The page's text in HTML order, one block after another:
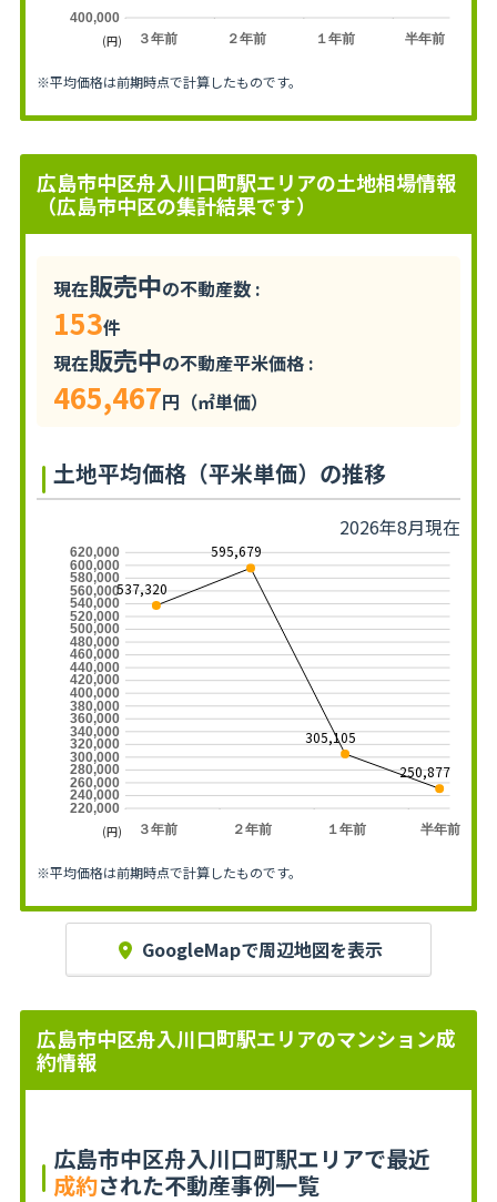
３年前 ２年前 １年前 半年前
400,000
(円)
※平均価格は前期時点で計算したものです。
広島市中区舟入川口町駅エリアの土地相場情報
（広島市中区の集計結果です）
現在販売中の不動産数 :
153件
現在販売中の不動産平米価格 :
465,467円（㎡単価）
土地平均価格（平米単価）の推移
2026年8月現在
３年前 ２年前 １年前 半年前
220,000
240,000
260,000
280,000
300,000
320,000
340,000
360,000
380,000
400,000
420,000
440,000
460,000
480,000
500,000
520,000
540,000
560,000
580,000
600,000
620,000
537,320
595,679
305,105
250,877
(円)
※平均価格は前期時点で計算したものです。
GoogleMapで周辺地図を表示
広島市中区舟入川口町駅エリアのマンション成
約情報
広島市中区舟入川口町駅エリアで最近
成約された不動産事例一覧